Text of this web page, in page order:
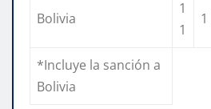
Bolivia
1
1
1
*Incluye la sanción a
Bolivia